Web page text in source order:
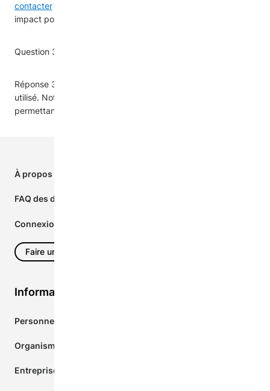
contacter
impact positif.
Question 3. Puis-je préciser à quoi doit servir mon don?
Réponse 3. Vous pouvez préciser comment votre don sera
utilisé. Notre formulaire de don comprend une option vous
permettant d'indiquer vos préférences.
First
Column
À propos de ce projet
FAQ des donateurs
Connexion à l'agence
Faire un don maintenant
Information pour...
Personnes nouvellement arrivées en Ontario
Organismes d'établissement
Entreprises donatrices